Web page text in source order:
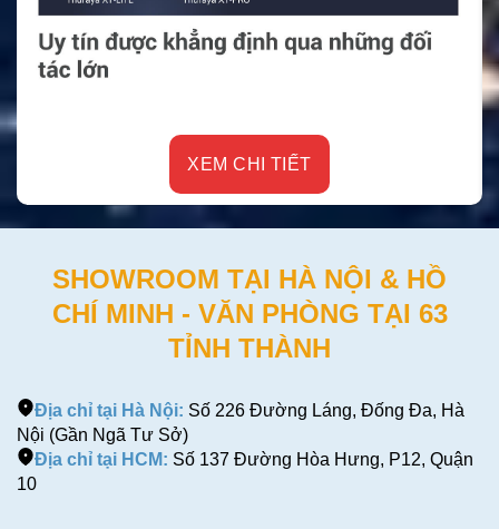
XEM CHI TIẾT
SHOWROOM TẠI HÀ NỘI & HỒ
CHÍ MINH - VĂN PHÒNG TẠI 63
TỈNH THÀNH
Địa chỉ tại Hà Nội: Số 226 Đường Láng, Đống Đa, Hà
Nội (Gần Ngã Tư Sở)
Địa chỉ tại HCM: Số 137 Đường Hòa Hưng, P12, Quận
10